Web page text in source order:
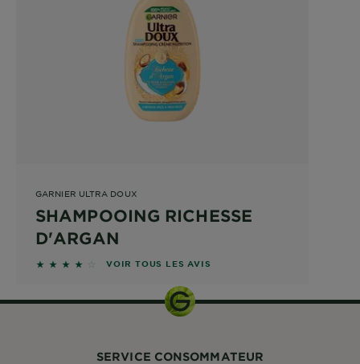
GARNIER ULTRA DOUX
SHAMPOOING RICHESSE
D'ARGAN
4 sur 5 étoiles basé sur les avis
VOIR TOUS LES AVIS
SERVICE CONSOMMATEUR